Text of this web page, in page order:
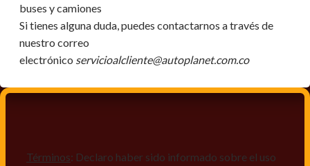
buses y camiones
Si tienes alguna duda, puedes contactarnos a través de
nuestro correo
electrónico servicioalcliente@autoplanet.com.co
Términos: Declaro haber sido informado sobre el uso